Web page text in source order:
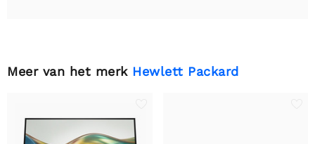
Meer van het merk Hewlett Packard